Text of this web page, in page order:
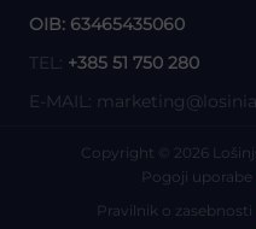
OIB: 63465435060
TEL: +385 51 750 280
E-MAIL:
Copyright © 2026
Pogoji uporabe
Pravilnik o zasebnosti